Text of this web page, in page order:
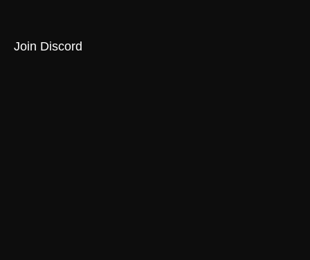
Join Discord